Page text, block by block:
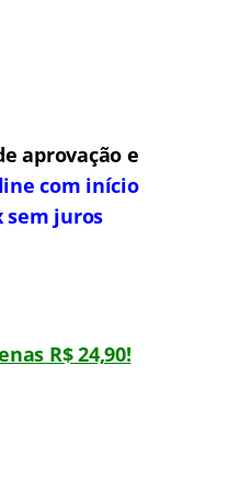
aprovação e
com início
sem juros
R$ 24,90!